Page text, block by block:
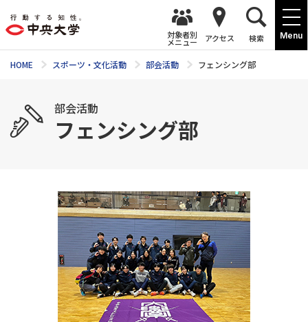
Menu
対象者別
メニュー アクセス 検索
HOME スポーツ・文化活動 部会活動 フェンシング部
部会活動
フェンシング部